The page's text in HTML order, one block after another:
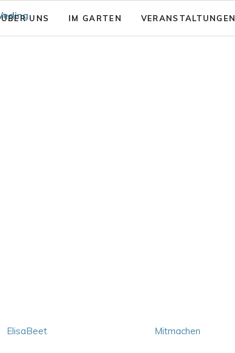
ÜBER UNS IM GARTEN VERANSTALTUNGEN
ElisaBeet Mitmachen